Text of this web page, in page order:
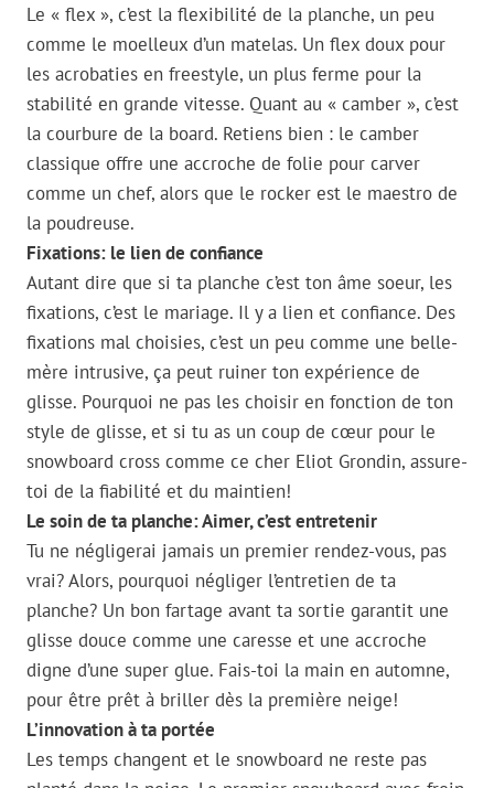
Le « flex », c’est la flexibilité de la planche, un peu
comme le moelleux d’un matelas. Un flex doux pour
les acrobaties en freestyle, un plus ferme pour la
stabilité en grande vitesse. Quant au « camber », c’est
la courbure de la board. Retiens bien : le camber
classique offre une accroche de folie pour carver
comme un chef, alors que le rocker est le maestro de
la poudreuse.
Fixations: le lien de confiance
Autant dire que si ta planche c’est ton âme soeur, les
fixations, c’est le mariage. Il y a lien et confiance. Des
fixations mal choisies, c’est un peu comme une belle-
mère intrusive, ça peut ruiner ton expérience de
glisse. Pourquoi ne pas les choisir en fonction de ton
style de glisse, et si tu as un coup de cœur pour le
snowboard cross comme ce cher Eliot Grondin, assure-
toi de la fiabilité et du maintien!
Le soin de ta planche: Aimer, c’est entretenir
Tu ne négligerai jamais un premier rendez-vous, pas
vrai? Alors, pourquoi négliger l’entretien de ta
planche? Un bon fartage avant ta sortie garantit une
glisse douce comme une caresse et une accroche
digne d’une super glue. Fais-toi la main en automne,
pour être prêt à briller dès la première neige!
L’innovation à ta portée
Les temps changent et le snowboard ne reste pas